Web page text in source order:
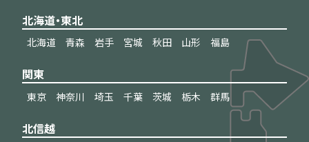
北海道・東北
北海道 青森 岩手 宮城 秋田 山形 福島
関東
東京 神奈川 埼玉 千葉 茨城 栃木 群馬
北信越